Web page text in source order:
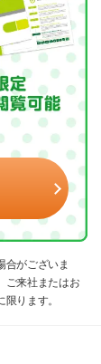
がございま
ご来社またはお
ります。